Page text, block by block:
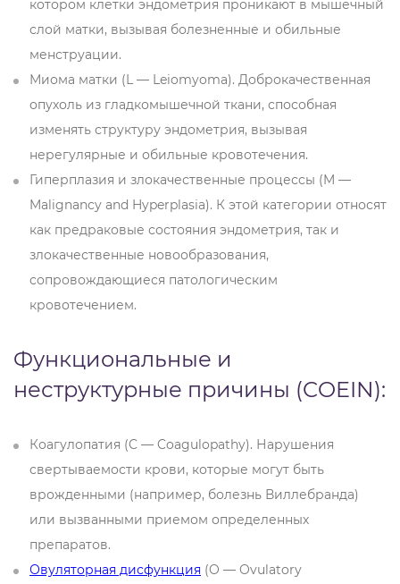
котором клетки эндометрия проникают в мышечный
слой матки, вызывая болезненные и обильные
менструации.
Миома матки (L — Leiomyoma). Доброкачественная
опухоль из гладкомышечной ткани, способная
изменять структуру эндометрия, вызывая
нерегулярные и обильные кровотечения.
Гиперплазия и злокачественные процессы (M —
Malignancy and Hyperplasia). К этой категории относят
как предраковые состояния эндометрия, так и
злокачественные новообразования,
сопровождающиеся патологическим
кровотечением.
Функциональные и
неструктурные причины (COEIN):
Коагулопатия (C — Coagulopathy). Нарушения
свертываемости крови, которые могут быть
врожденными (например, болезнь Виллебранда)
или вызванными приемом определенных
препаратов.
Овуляторная дисфункция (O — Ovulatory